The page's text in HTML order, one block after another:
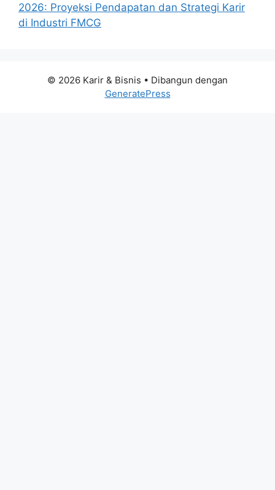
2026: Proyeksi Pendapatan dan Strategi Karir
di Industri FMCG
© 2026 Karir & Bisnis • Dibangun dengan
GeneratePress